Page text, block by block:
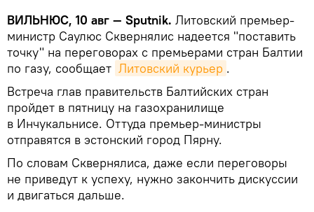
ВИЛЬНЮС, 10 авг — Sputnik. Литовский премьер-
министр Саулюс Сквернялис надеется "поставить
точку" на переговорах с премьерами стран Балтии
по газу, сообщает Литовский курьер .
Встреча глав правительств Балтийских стран
пройдет в пятницу на газохранилище
в Инчукальнисе. Оттуда премьер-министры
отправятся в эстонский город Пярну.
По словам Сквернялиса, даже если переговоры
не приведут к успеху, нужно закончить дискуссии
и двигаться дальше.